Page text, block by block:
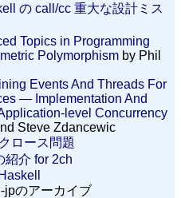
の call/cc 重大な設計ミス
Topics in Programming
Polymorphism by Phil
Events And Threads For
― Implementation And
level Concurrency
Steve Zdancewic
ロース問題
紹介 for 2ch
jpのアーカイブ